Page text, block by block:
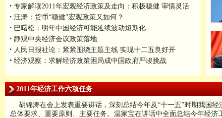
专家解读2011年宏观经济政策及走向：积极稳健 审慎灵活
汪涛：货币“稳健”宏观政策又如何？
巴曙松：明年中国经济可能延续波动短期化
静观中央经济会议政策落地
人民日报社论：紧紧围绕主题主线 实现十二五良好开
经济观察：求解经济政策困局成中国政府严峻挑战
2011年经济工作六项任务
胡锦涛在会上发表重要讲话，深刻总结今年及“十一五”时期我国
总体要求、重要原则、主要任务。温家宝在讲话中全面总结今年经